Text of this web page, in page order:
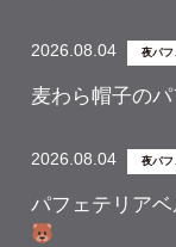
2026.08.04 夜パフ
麦わら帽子のパ
2026.08.04 夜パフ
パフェテリア